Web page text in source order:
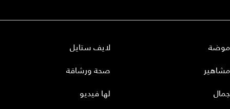
موضة
مشاهير
جمال
لايف ستايل
صحة ورشاقة
لها فيديو